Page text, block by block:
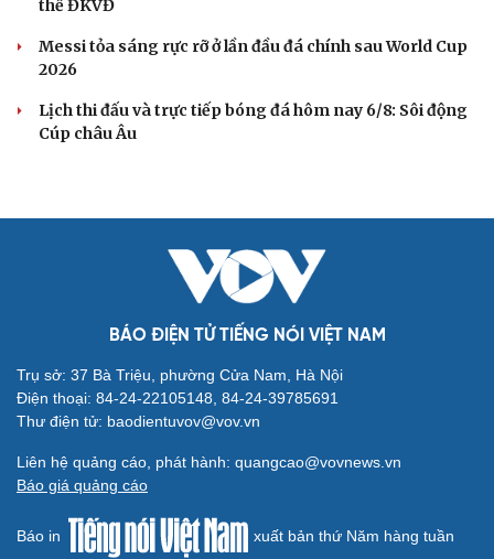
ĐT Campuchia
Chuyển nhượng V-League 2026/2027 mới nhất: "Siêu
tiền đạo" Brazil đến CLB mới
Bảng xếp hạng ASEAN Cup 2026 mới nhất: ĐT Việt Nam
tiến vào bán kết
BÓNG ĐÁ QUỐC TẾ
Dự đoán kết quả và đội hình ra sân trận
Singapore vs Indonesia ASEAN Cup 2026
Nhận định ĐT Singapore vs ĐT Indonesia: Cuộc chiến ở
thế chân tường
Arsenal trước mùa giải Ngoại hạng Anh 2026/2027: Vị
thế ĐKVĐ
Messi tỏa sáng rực rỡ ở lần đầu đá chính sau World Cup
2026